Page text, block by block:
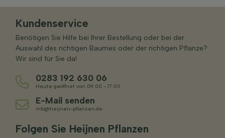
Kundenservice
Benötigen Sie Hilfe bei Ihrer Bestellung oder bei der
Auswahl des richtigen Baumes oder der richtigen Pflanze?
Wir sind für Sie da!
0283 192 630 06
Heute geöffnet von 09:00 - 17:00
E-Mail senden
info@heijnen-pflanzen.de
Folgen Sie Heijnen Pflanzen